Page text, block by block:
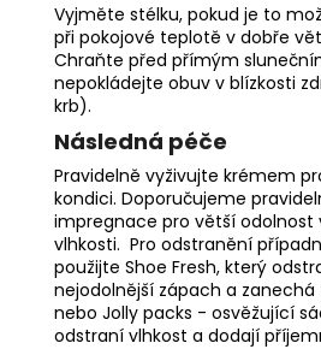
Vyjměte stélku, pokud je to
při pokojové teplotě v dobře
Chraňte před přímým
nepokládejte obuv v blízkosti
krb).
Následná péče
Pravidelně vyživujte krémem
kondici. Doporučujeme
impregnace pro větší odolnost
vlhkosti. Pro odstranění
použijte Shoe Fresh, který
nejodolnější zápach a zanechá
nebo Jolly packs - osvěžující
odstraní vlhkost a dodají